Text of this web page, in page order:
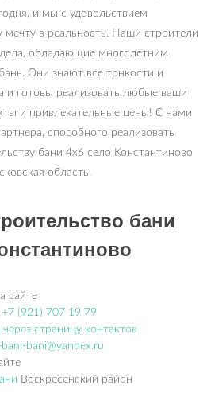
и мы с удовольствием
в реальность. Наши строители
обладающие многолетним
Они знают все тонкости и
и готовы реализовать любые ваши
и привлекательные цены! С нами
способного реализовать
бани 4х6 село Константиново
область.
бани
сайте
+7 (921) 707 19 79
страницу контактов
bani@yandex.ru
Воскресенский район